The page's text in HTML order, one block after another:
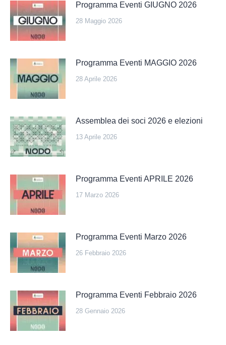
Programma Eventi GIUGNO 2026
28 Maggio 2026
Programma Eventi MAGGIO 2026
28 Aprile 2026
Assemblea dei soci 2026 e elezioni
13 Aprile 2026
Programma Eventi APRILE 2026
17 Marzo 2026
Programma Eventi Marzo 2026
26 Febbraio 2026
Programma Eventi Febbraio 2026
28 Gennaio 2026